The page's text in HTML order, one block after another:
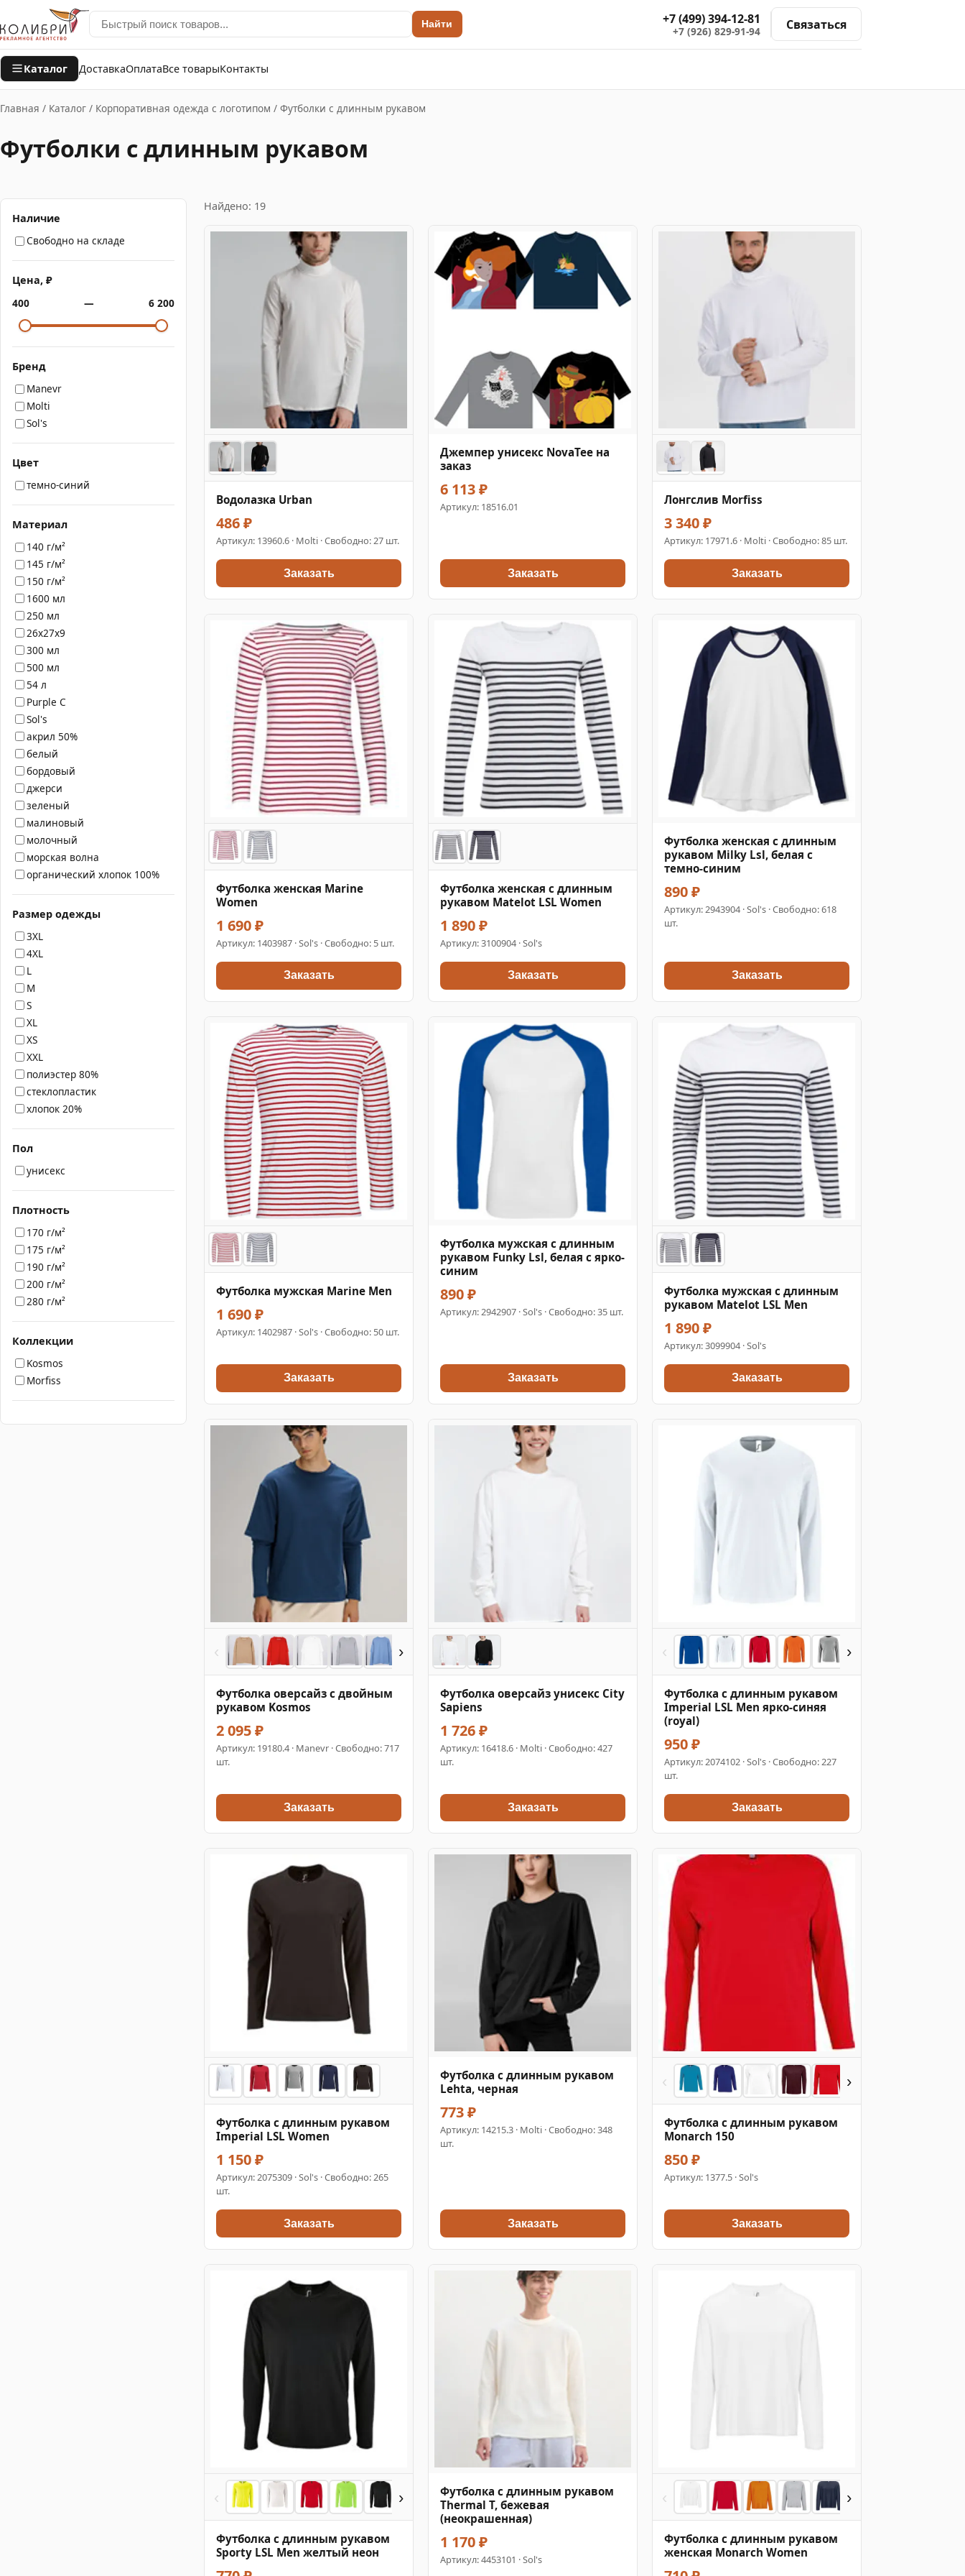
Найти +7 (499) 394-12-81
+7 (926) 829-91-94 Связаться
Каталог ДоставкаОплатаВсе товарыКонтакты
Главная / Каталог / Корпоративная одежда с логотипом / Футболки с длинным рукавом
Футболки с длинным рукавом
Наличие
Свободно на складе
Цена, ₽
400
— 6 200
Бренд
Manevr
Molti
Sol's
Цвет
темно-синий
Материал
140 г/м²
145 г/м²
150 г/м²
1600 мл
250 мл
26x27x9
300 мл
500 мл
54 л
Purple C
Sol's
акрил 50%
белый
бордовый
джерси
зеленый
малиновый
молочный
морская волна
органический хлопок 100%
Размер одежды
3XL
4XL
L
M
S
XL
XS
XXL
полиэстер 80%
стеклопластик
хлопок 20%
Пол
унисекс
Плотность
170 г/м²
175 г/м²
190 г/м²
200 г/м²
280 г/м²
Коллекции
Kosmos
Morfiss
Найдено: 19
Водолазка Urban
486 ₽
Артикул: 13960.6 · Molti · Свободно: 27 шт.
Заказать
Джемпер унисекс NovaTee на
заказ
6 113 ₽
Артикул: 18516.01
Заказать
Лонгслив Morfiss
3 340 ₽
Артикул: 17971.6 · Molti · Свободно: 85 шт.
Заказать
Футболка женская Marine
Women
1 690 ₽
Артикул: 1403987 · Sol's · Свободно: 5 шт.
Заказать
Футболка женская с длинным
рукавом Matelot LSL Women
1 890 ₽
Артикул:3100904 · Sol's
Заказать
Футболка женская с длинным
рукавом Milky Lsl, белая с
темно-синим
890 ₽
Артикул:2943904 · Sol's · Свободно: 618
шт.
Заказать
Футболка мужская Marine Men
1 690 ₽
Артикул: 1402987 · Sol's · Свободно: 50 шт.
Заказать
Футболка мужская с длинным
рукавом Funky Lsl, белая с ярко-
синим
890 ₽
Артикул:2942907 · Sol's · Свободно: 35 шт.
Заказать
Футболка мужская с длинным
рукавом Matelot LSL Men
1 890 ₽
Артикул:3099904 · Sol's
Заказать
‹ ›
Футболка оверсайз с двойным
рукавом Kosmos
2 095 ₽
Артикул: 19180.4 · Manevr · Свободно: 717
шт.
Заказать
Футболка оверсайз унисекс City
Sapiens
1 726 ₽
Артикул: 16418.6 · Molti · Свободно: 427
шт.
Заказать
‹ ›
Футболка с длинным рукавом
Imperial LSL Men ярко-синяя
(royal)
950 ₽
Артикул: 2074102 · Sol's · Свободно: 227
шт.
Заказать
Футболка с длинным рукавом
Imperial LSL Women
1 150 ₽
Артикул:2075309 · Sol's · Свободно: 265
шт.
Заказать
Футболка с длинным рукавом
Lehta, черная
773 ₽
Артикул: 14215.3 · Molti · Свободно: 348
шт.
Заказать
‹ ›
Футболка с длинным рукавом
Monarch 150
850 ₽
Артикул: 1377.5 · Sol's
Заказать
‹ ›
Футболка с длинным рукавом
Sporty LSL Men желтый неон
Футболка с длинным рукавом
Thermal T, бежевая
(неокрашенная)
1 170 ₽
Артикул:4453101 · Sol's
‹ ›
Футболка с длинным рукавом
женская Monarch Women